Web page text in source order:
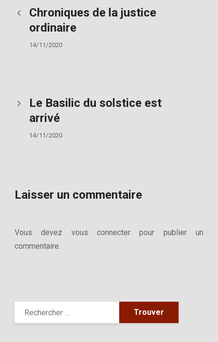
Chroniques de la justice
ordinaire
14/11/2020
Le Basilic du solstice est
arrivé
14/11/2020
Laisser un commentaire
Vous devez vous connecter pour publier un
commentaire.